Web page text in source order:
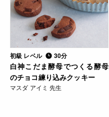
初級 レベル 30分
白神こだま酵母でつくる酵母
のチョコ練り込みクッキー
マスダ アイミ 先生